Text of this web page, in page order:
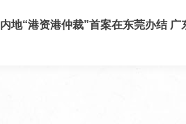
内地“港资港仲裁”首案在东莞办结